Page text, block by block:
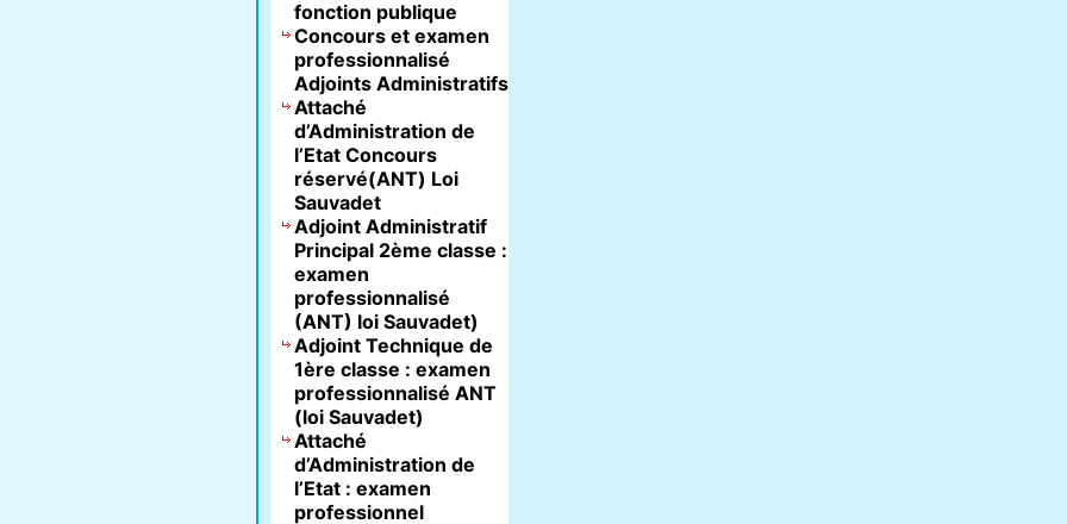
fonction publique
Concours et examen
professionnalisé
Adjoints Administratifs
Attaché
d’Administration de
l’Etat Concours
réservé(ANT) Loi
Sauvadet
Adjoint Administratif
Principal 2ème classe :
examen
professionnalisé
(ANT) loi Sauvadet)
Adjoint Technique de
1ère classe : examen
professionnalisé ANT
(loi Sauvadet)
Attaché
d’Administration de
l’Etat : examen
professionnel